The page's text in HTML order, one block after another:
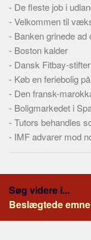
- De fleste job i
-Velkommen til
- Banken grinede ad
- Boston kalder
- Dansk Fitbay-
- Køb en feriebolig
- Den fransk-
- Boligmarkedet i
-Tutors behandles
- IMF advarer mod
Søg videre i...
Beslægtede